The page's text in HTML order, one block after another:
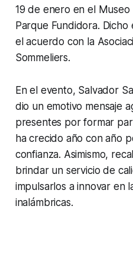
19 de enero en el
Parque Fundidora.
el acuerdo con la
Sommeliers.
En el evento, Salvador
dio un emotivo mensaje
presentes por formar
ha crecido año con año
confianza. Asimismo,
brindar un servicio de
impulsarlos a innovar en
inalámbricas.